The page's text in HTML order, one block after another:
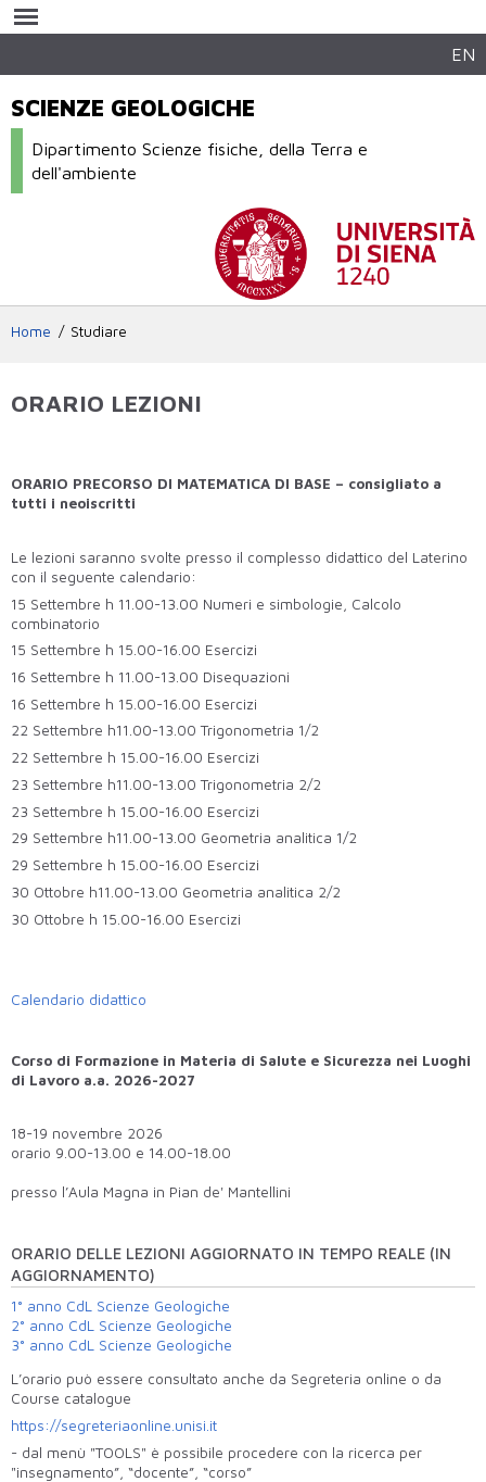
contenuto
EN
SCIENZE GEOLOGICHE
Dipartimento Scienze fisiche, della Terra e
dell'ambiente
Home Studiare
ORARIO LEZIONI
ORARIO PRECORSO DI MATEMATICA DI BASE – consigliato a
tutti i neoiscritti
Le lezioni saranno svolte presso il complesso didattico del Laterino
con il seguente calendario:
15 Settembre h 11.00-13.00 Numeri e simbologie, Calcolo
combinatorio
15 Settembre h 15.00-16.00 Esercizi
16 Settembre h 11.00-13.00 Disequazioni
16 Settembre h 15.00-16.00 Esercizi
22 Settembre h11.00-13.00 Trigonometria 1/2
22 Settembre h 15.00-16.00 Esercizi
23 Settembre h11.00-13.00 Trigonometria 2/2
23 Settembre h 15.00-16.00 Esercizi
29 Settembre h11.00-13.00 Geometria analitica 1/2
29 Settembre h 15.00-16.00 Esercizi
30 Ottobre h11.00-13.00 Geometria analitica 2/2
30 Ottobre h 15.00-16.00 Esercizi
Calendario didattico
Corso di Formazione in Materia di Salute e Sicurezza nei Luoghi
di Lavoro a.a. 2026-2027
18-19 novembre 2026
orario 9.00-13.00 e 14.00-18.00
presso l’Aula Magna in Pian de' Mantellini
ORARIO DELLE LEZIONI AGGIORNATO IN TEMPO REALE (IN
AGGIORNAMENTO)
1° anno CdL Scienze Geologiche
2° anno CdL Scienze Geologiche
3° anno CdL Scienze Geologiche
L’orario può essere consultato anche da Segreteria online o da
Course catalogue
https://segreteriaonline.unisi.it
- dal menù "TOOLS" è possibile procedere con la ricerca per
"insegnamento”, “docente”, “corso”